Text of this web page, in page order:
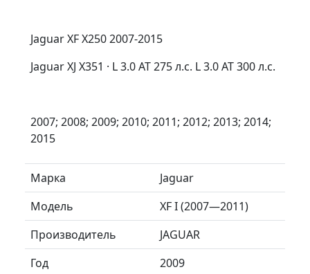
Jaguar XF X250 2007-2015
Jaguar XJ X351 · L 3.0 AT 275 л.с. L 3.0 AT 300 л.с.
2007; 2008; 2009; 2010; 2011; 2012; 2013; 2014;
2015
Марка
Jaguar
Модель
XF I (2007—2011)
Производитель
JAGUAR
Год
2009